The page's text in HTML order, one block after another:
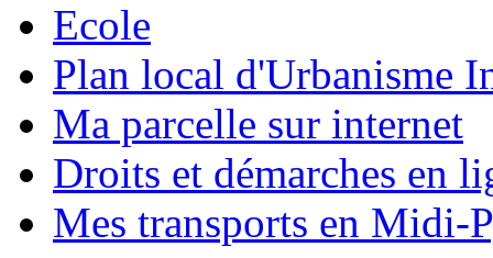
Ecole
Plan local d'Urbanisme
Ma parcelle sur internet
Droits et démarches en
Mes transports en Midi-